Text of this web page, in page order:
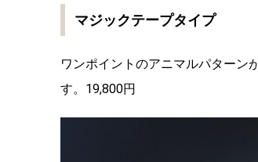
マジックテープタイプ
ワンポイントのアニマルパターン
す。19,800円